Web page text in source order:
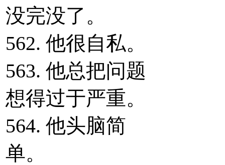
没完没了。
562. 他很自私。
563. 他总把问题
想得过于严重。
564. 他头脑简
单。